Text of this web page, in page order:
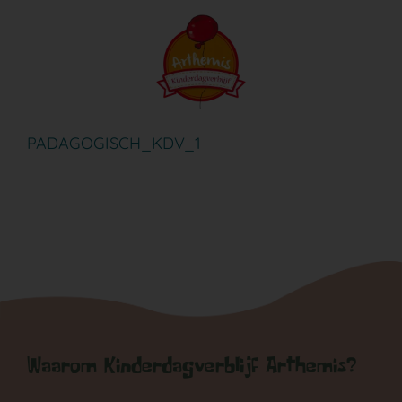
PADAGOGISCH_KDV_1
Waarom Kinderdagverblijf Arthemis?